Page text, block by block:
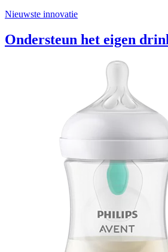
Nieuwste innovatie
Ondersteun het eigen